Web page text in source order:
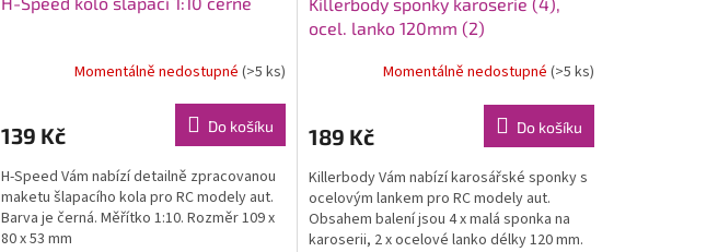
Momentálně nedostupné (>5 ks)
139 Kč Do košíku
H-Speed Vám nabízí detailně zpracovanou
maketu šlapacího kola pro RC modely aut.
Barva je černá. Měřítko 1:10. Rozměr 109 x
80 x 53 mm
ocel. lanko 120mm (2)
Momentálně nedostupné (>5 ks)
189 Kč Do košíku
Killerbody Vám nabízí karosářské sponky s
ocelovým lankem pro RC modely aut.
Obsahem balení jsou 4 x malá sponka na
karoserii, 2 x ocelové lanko délky 120 mm.